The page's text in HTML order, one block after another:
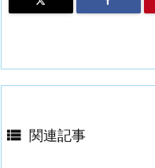
 関連記事